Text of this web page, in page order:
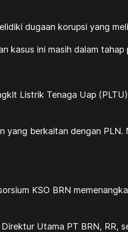
dugaan korupsi yang
kasus ini masih dalam tahap
Listrik Tenaga Uap
yang berkaitan dengan PLN.
KSO BRN
Utama PT BRN, RR,